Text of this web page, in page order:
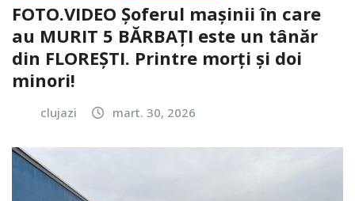
FOTO.VIDEO Șoferul mașinii în care
au MURIT 5 BĂRBAȚI este un tânăr
din FLOREȘTI. Printre morți și doi
minori!
clujazi mart. 30, 2026